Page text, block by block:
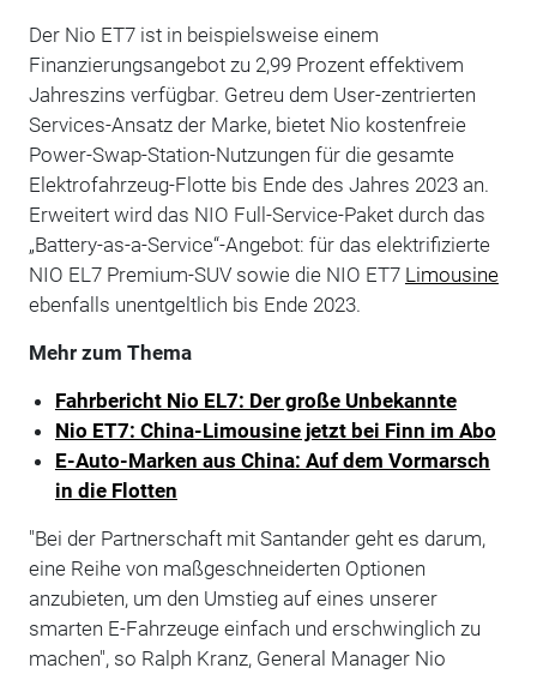
Der Nio ET7 ist in beispielsweise einem
Finanzierungsangebot zu 2,99 Prozent effektivem
Jahreszins verfügbar. Getreu dem User-zentrierten
Services-Ansatz der Marke, bietet Nio kostenfreie
Power-Swap-Station-Nutzungen für die gesamte
Elektrofahrzeug-Flotte bis Ende des Jahres 2023 an.
Erweitert wird das NIO Full-Service-Paket durch das
„Battery-as-a-Service“-Angebot: für das elektrifizierte
NIO EL7 Premium-SUV sowie die NIO ET7 Limousine
ebenfalls unentgeltlich bis Ende 2023.
Mehr zum Thema
Fahrbericht Nio EL7: Der große Unbekannte
Nio ET7: China-Limousine jetzt bei Finn im Abo
E-Auto-Marken aus China: Auf dem Vormarsch
in die Flotten
"Bei der Partnerschaft mit Santander geht es darum,
eine Reihe von maßgeschneiderten Optionen
anzubieten, um den Umstieg auf eines unserer
smarten E-Fahrzeuge einfach und erschwinglich zu
machen", so Ralph Kranz, General Manager Nio